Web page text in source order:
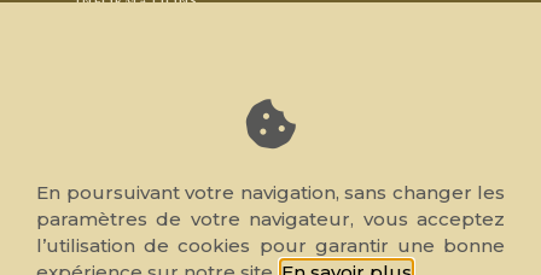
Inscrivez-vous à notre newsletter pour recevoir nos
bons plans et promotions.
© 2026 Note de Cœur, tous droits réservés. Réalisé par
En poursuivant votre navigation, sans changer les
paramètres de votre navigateur, vous acceptez
l’utilisation de cookies pour garantir une bonne